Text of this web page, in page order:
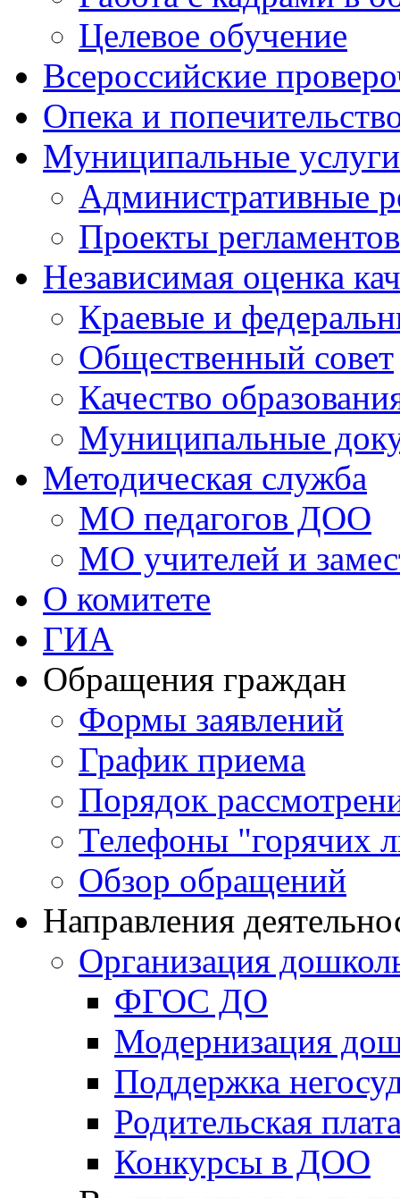
Целевое обучение
Всероссийские
Опека и
Муниципальные услуги
Административные
Проекты регламентов
Независимая оценка
Краевые и
Общественный совет
Качество
Муниципальные
Методическая служба
МО педагогов ДОО
МО учителей и
О комитете
ГИА
Обращения граждан
Формы заявлений
График приема
Порядок
Телефоны "горячих
Обзор обращений
Направления
Организация
ФГОС ДО
Модернизация
Поддержка
Родительская
Конкурсы в ДОО